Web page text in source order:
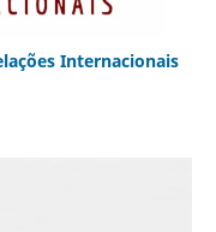
Internacionais